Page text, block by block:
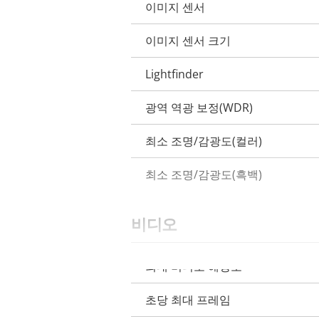
속
설
명
속
성
값
이미지 센서
이미지 센서 크기
Lightfinder
광역 역광 보정(WDR)
최소 조명/감광도(컬러)
최소 조명/감광도(흑백)
비디오
속
설
속
성
최대 비디오 해상도
초당 최대 프레임